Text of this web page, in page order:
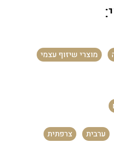
מוצרי שיזוף עצמי
ערבית צרפתית